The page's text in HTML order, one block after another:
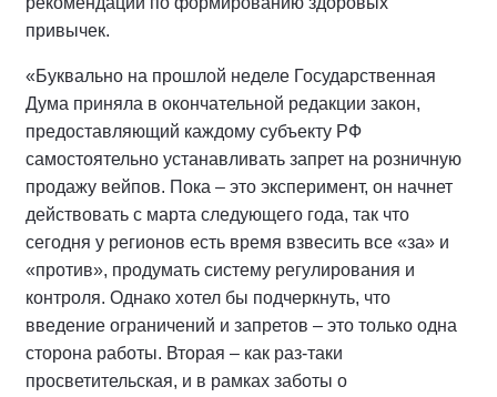
привычек.
«Буквально на прошлой неделе Государственная
Дума приняла в окончательной редакции закон,
предоставляющий каждому субъекту РФ
самостоятельно устанавливать запрет на розничную
продажу вейпов. Пока – это эксперимент, он начнет
действовать с марта следующего года, так что
сегодня у регионов есть время взвесить все «за» и
«против», продумать систему регулирования и
контроля. Однако хотел бы подчеркнуть, что
введение ограничений и запретов – это только одна
сторона работы. Вторая – как раз-таки
просветительская, и в рамках заботы о